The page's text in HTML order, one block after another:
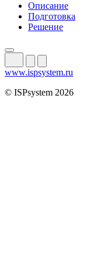
Описание
Подготовка
Решение
www.ispsystem.ru
© ISPsystem 2026